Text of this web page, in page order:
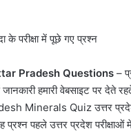
के परीक्षा में पूछे गए प्रश्न
Pradesh Questions –
हमारी वेबसाइट पर देते
Minerals Quiz उत्तर
प्रश्न पहले उत्तर प्रदेश